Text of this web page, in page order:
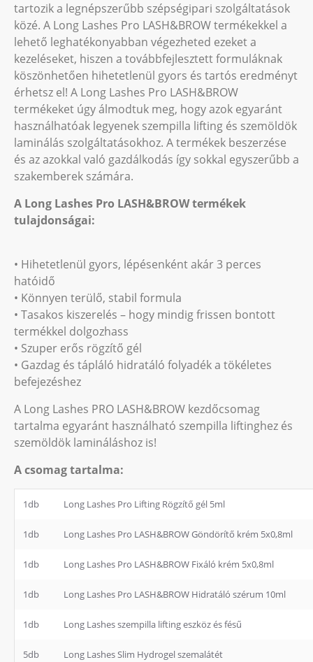
tartozik a legnépszerűbb szépségipari szolgáltatások
közé. A Long Lashes Pro LASH&BROW termékekkel a
lehető leghatékonyabban végezheted ezeket a
kezeléseket, hiszen a továbbfejlesztett formuláknak
köszönhetően hihetetlenül gyors és tartós eredményt
érhetsz el! A Long Lashes Pro LASH&BROW
termékeket úgy álmodtuk meg, hogy azok egyaránt
használhatóak legyenek szempilla lifting és szemöldök
laminálás szolgáltatásokhoz. A termékek beszerzése
és az azokkal való gazdálkodás így sokkal egyszerűbb a
szakemberek számára.
A Long Lashes Pro LASH&BROW termékek
tulajdonságai:
• Hihetetlenül gyors, lépésenként akár 3 perces
hatóidő
• Könnyen terülő, stabil formula
• Tasakos kiszerelés – hogy mindig frissen bontott
termékkel dolgozhass
• Szuper erős rögzítő gél
• Gazdag és tápláló hidratáló folyadék a tökéletes
befejezéshez
A Long Lashes PRO LASH&BROW kezdőcsomag
tartalma egyaránt használható szempilla liftinghez és
szemöldök lamináláshoz is!
A csomag tartalma:
1db Long Lashes Pro Lifting Rögzítő gél 5ml
1db Long Lashes Pro LASH&BROW Göndörítő krém 5x0,8ml
1db Long Lashes Pro LASH&BROW Fixáló krém 5x0,8ml
1db Long Lashes Pro LASH&BROW Hidratáló szérum 10ml
1db Long Lashes szempilla lifting eszköz és fésű
5db Long Lashes Slim Hydrogel szemalátét